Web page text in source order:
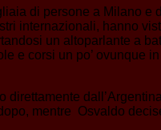
di persone a Milano
internazionali, hanno
un altoparlante a
e corsi un po’
mentre Osvaldo